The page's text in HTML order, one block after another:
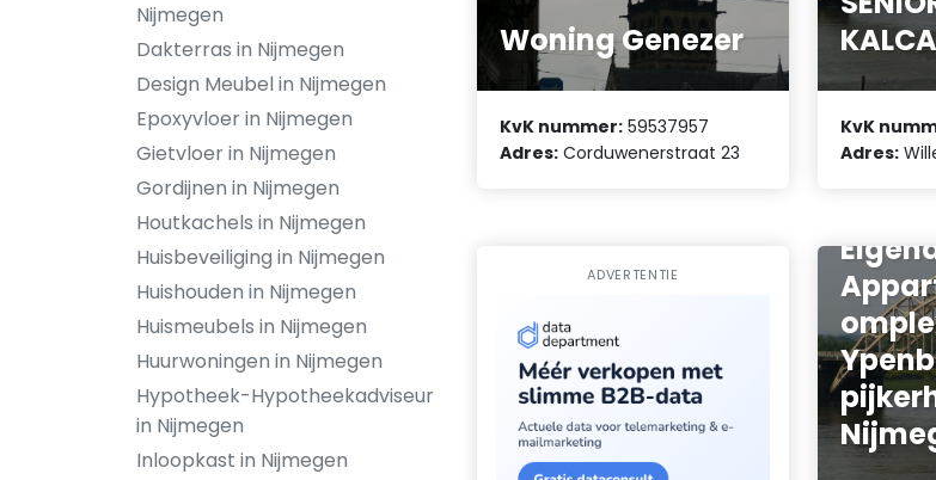
Nijmegen
Dakterras in Nijmegen
Design Meubel in Nijmegen
Epoxyvloer in Nijmegen
Gietvloer in Nijmegen
Gordijnen in Nijmegen
Houtkachels in Nijmegen
Huisbeveiliging in Nijmegen
Huishouden in Nijmegen
Huismeubels in Nijmegen
Huurwoningen in Nijmegen
Hypotheek-Hypotheekadviseur
in Nijmegen
Inloopkast in Nijmegen
Woning Genezer
KvK nummer: 59537957
Adres: Corduwenerstraat 23
KvK
Adres:
ADVERTENTIE